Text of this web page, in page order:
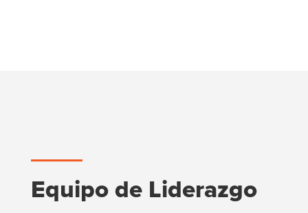
Equipo de Liderazgo